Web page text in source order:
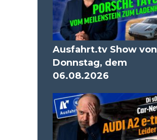
Ausfahrt.tv Show von
Donnstag, dem
06.08.2026